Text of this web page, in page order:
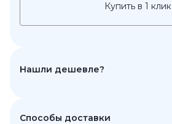
Купить в 1 клик
Нашли дешевле?
Способы доставки